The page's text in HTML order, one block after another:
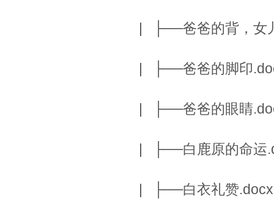
| ├──爸爸的背，女
| ├──爸爸的脚印
| ├──爸爸的眼睛
| ├──白鹿原的命运
| ├──白衣礼赞